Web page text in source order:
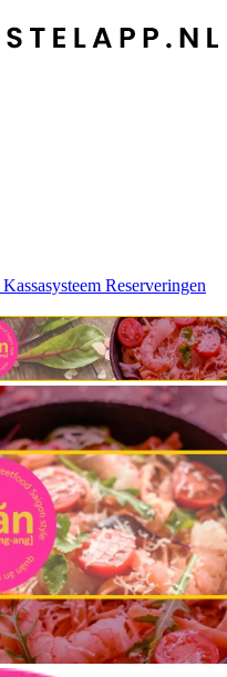
Kassasysteem Reserveringen